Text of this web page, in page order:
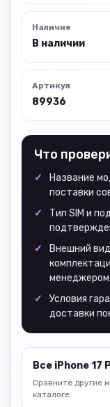
Наличие
В наличии
Артикул
89936
Что
Название
поставки
Тип SIM и
Внешний
менеджером.
Условия
доставки
Все iPhone 17
Сравните другие
каталоге.